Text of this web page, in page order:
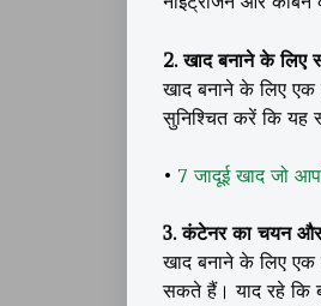
2. खाद बनाने के लिए
खाद बनाने के लिए
सुनिश्चित करें कि यह
• 7 जादूई खाद जो
3. कंटेनर का चयन और
खाद बनाने के लिए
सकते हैं। याद रहे कि